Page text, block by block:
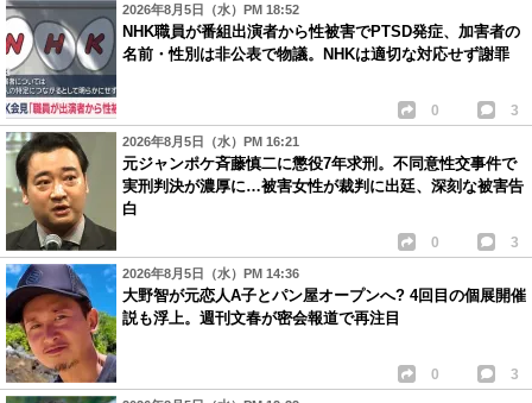
2026年8月5日（水）PM 18:52
NHK職員が番組出演者から性被害でPTSD発症、加害者の
名前・性別は非公表で物議。NHKは適切な対応せず謝罪
0 3
2026年8月5日（水）PM 16:21
元ジャンポケ斉藤慎二に懲役7年求刑。不同意性交事件で
実刑判決が濃厚に…被害女性が裁判に出廷、深刻な被害告
白
0 3
2026年8月5日（水）PM 14:36
大野智が元恋人A子とパン屋オープンへ? 4回目の個展開催
説も浮上。週刊文春が密会報道で再注目
0 3